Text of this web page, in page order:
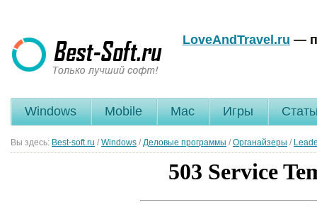
LoveAndTravel.ru —
Windows Mobile Mac Игры
Вы здесь: Best-soft.ru / Windows / Деловые программы / Органайзеры /